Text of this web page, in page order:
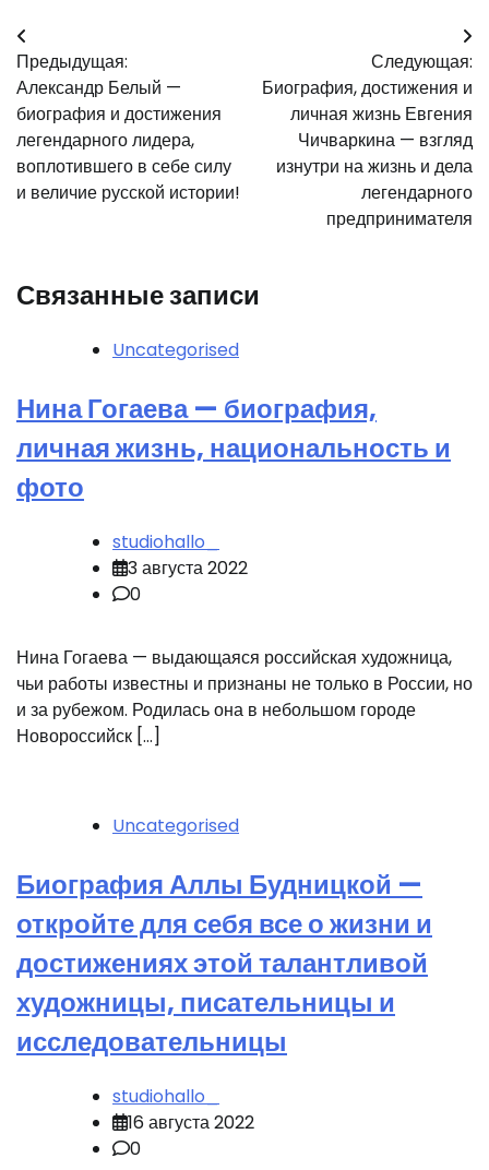
Навигация
по
записям
Предыдущая:
Александр Белый —
биография и достижения
легендарного лидера,
воплотившего в себе силу
и величие русской истории!
Следующая:
Биография, достижения и
личная жизнь Евгения
Чичваркина — взгляд
изнутри на жизнь и дела
легендарного
предпринимателя
Связанные записи
Uncategorised
Нина Гогаева — биография,
личная жизнь, национальность и
фото
studiohallo_
3 августа 2022
0
Нина Гогаева — выдающаяся российская художница,
чьи работы известны и признаны не только в России, но
и за рубежом. Родилась она в небольшом городе
Новороссийск […]
Uncategorised
Биография Аллы Будницкой —
откройте для себя все о жизни и
достижениях этой талантливой
художницы, писательницы и
исследовательницы
studiohallo_
16 августа 2022
0